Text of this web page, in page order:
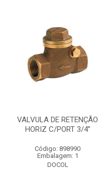
VALVULA DE RETENÇÃO
HORIZ C/PORT 3/4”
Código: 898990
Embalagem: 1
DOCOL